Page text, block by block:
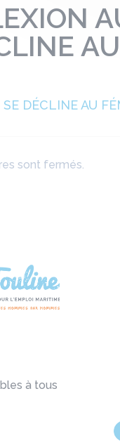
SE DÉCLINE AU
sont fermés.
à tous